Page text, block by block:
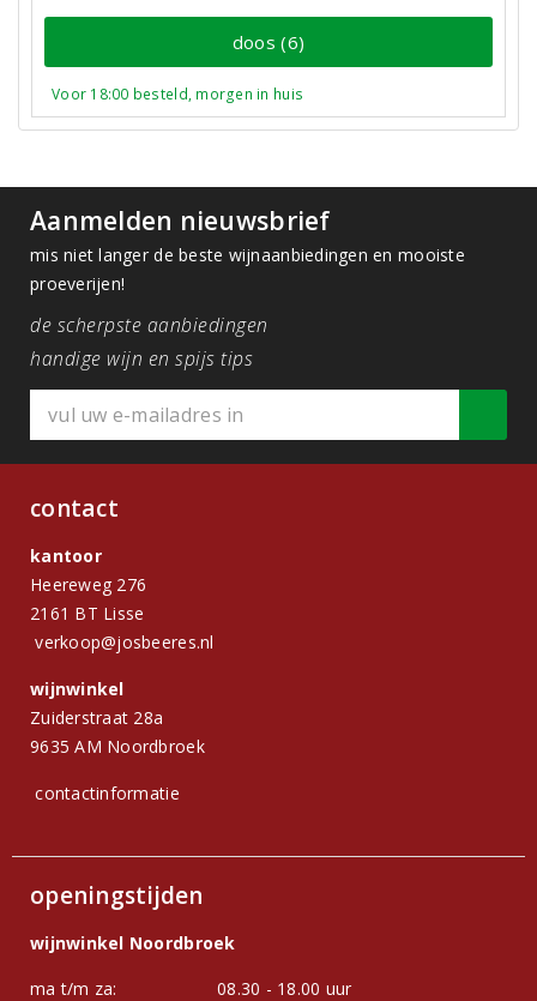
doos (6)
Voor 18:00 besteld, morgen in huis
Aanmelden nieuwsbrief
mis niet langer de beste wijnaanbiedingen en mooiste
proeverijen!
de scherpste aanbiedingen
handige wijn en spijs tips
contact
kantoor
Heereweg 276
2161 BT Lisse
verkoop@josbeeres.nl
wijnwinkel
Zuiderstraat 28a
9635 AM Noordbroek
contactinformatie
openingstijden
wijnwinkel Noordbroek
ma t/m za:
08.30 - 18.00 uur